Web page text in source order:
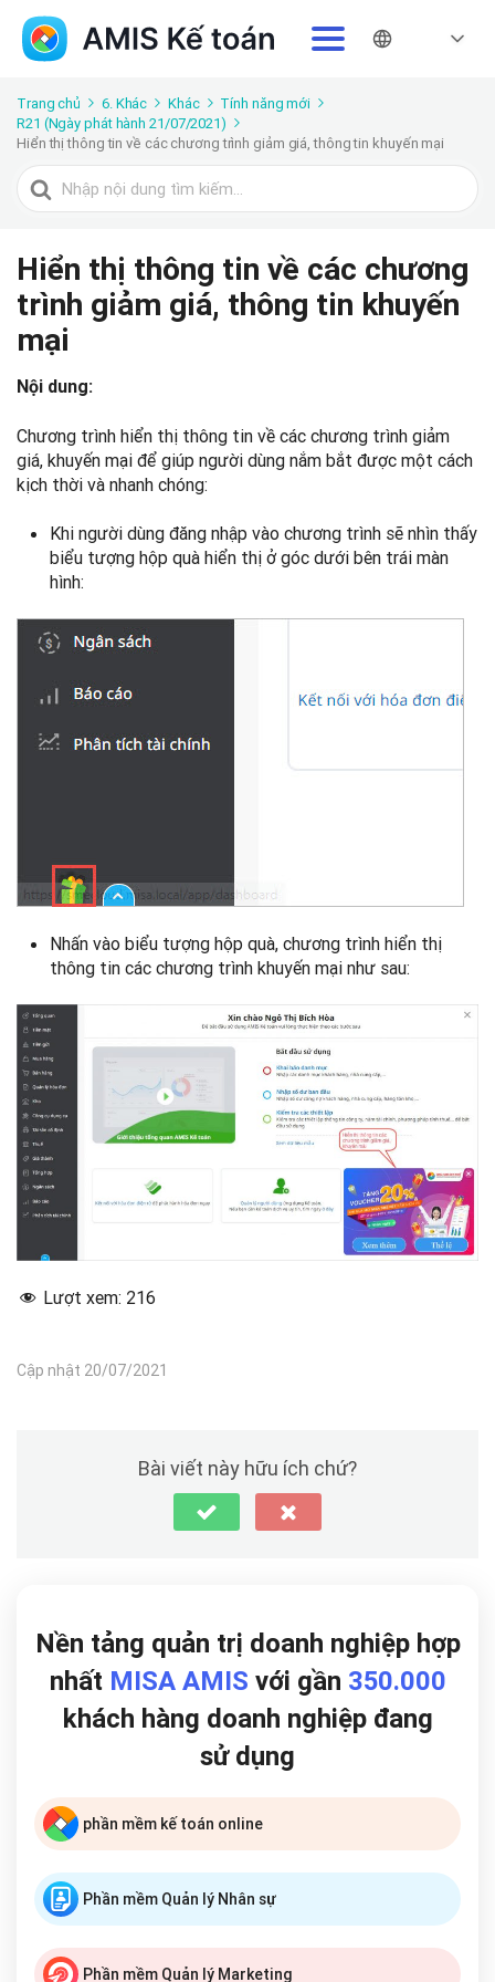
Trang chủ 6. Khác Khác
Tính năng mới
R21 (Ngày phát hành 21/07/2021)
Hiển thị thông tin về các chương trình giảm giá, thông tin khuyến mại
Tìm
kiếm
Hiển thị thông tin về các chương
trình giảm giá, thông tin khuyến
mại
Nội dung:
Chương trình hiển thị thông tin về các chương trình giảm
giá, khuyến mại để giúp người dùng nắm bắt được một cách
kịch thời và nhanh chóng:
Khi người dùng đăng nhập vào chương trình sẽ nhìn thấy
biểu tượng hộp quà hiển thị ở góc dưới bên trái màn
hình:
Nhấn vào biểu tượng hộp quà, chương trình hiển thị
thông tin các chương trình khuyến mại như sau:
Lượt xem: 216
Cập nhật 20/07/2021
Bài viết này hữu ích chứ?
Nền tảng quản trị doanh nghiệp hợp
nhất MISA AMIS với gần 350.000
khách hàng doanh nghiệp đang
sử dụng
phần mềm kế toán online
Phần mềm Quản lý Nhân sự
Phần mềm Quản lý Marketing